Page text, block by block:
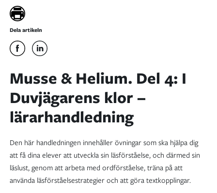
Dela artikeln
Musse & Helium. Del 4: I
Duvjägarens klor –
lärarhandledning
Den här handledningen innehåller övningar som ska hjälpa dig
att få dina elever att utveckla sin läsförståelse, och därmed sin
läslust, genom att arbeta med ordförståelse, träna på att
använda läsförståelsestrategier och att göra textkopplingar.